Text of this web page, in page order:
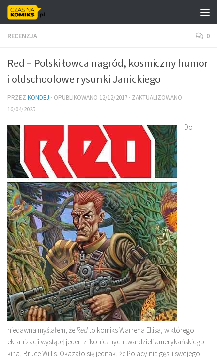
Skip to content
RECENZJA 0
Red – Polski łowca nagród, kosmiczny humor
i oldschoolowe rysunki Janickiego
PRZEZ KONDEJ · OPUBLIKOWANO 12/12/2017 · ZAKTUALIZOWANO
16/04/2025
Do
niedawna myślałem, żeRedto komiks Warrena Ellisa, w którego
ekranizacji wystąpił jeden z ikonicznych twardzieli amerykańskiego
kina, Bruce Willis. Okazało się jednak, że Polacy nie gęsi i swojego